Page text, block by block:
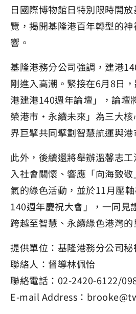
日國際博物館日特別限時開
覽，揭開基隆港百年轉型的
響。
基隆港務分公司強調，建港
剛進入高潮。緊接在6月8日
港建港140週年論壇」，論壇
榮港市・永續未來」為三大
界巨擘共同擘劃智慧航運與港
此外，後續還將舉辦溫馨志
入社會關懷、響應「向海致
氣的綠色活動，並於11月壓
140週年慶祝大會」，一同見
跨越至智慧、永續綠色港灣的
提供單位：基隆港務分公司秘
聯絡人：督導林佩怡
聯絡電話：02-2420-6122/
E-mail Address：